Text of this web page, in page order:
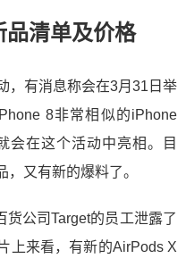
品清单及价格
，有消息称会在3月31日举
8非常相似的iPhone
会在这个活动中亮相。目
又有新的爆料了。
公司Target的员工泄露了
上来看，有新的AirPods X